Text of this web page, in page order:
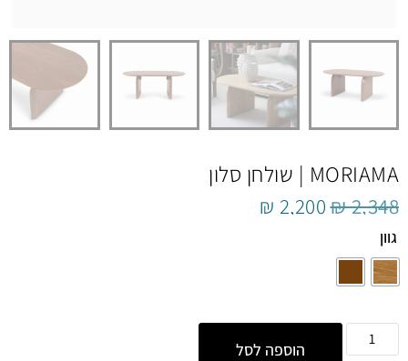
MORIAMA | שולחן סלון
₪2,348
₪ 2,200
גוון
הוספה לסל